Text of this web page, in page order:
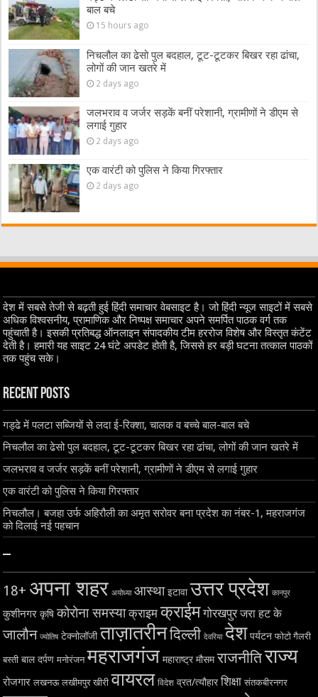
बाल बचे
15 hours ago
निचलौल का ढेसो पुल बदहाल, टूट-टूटकर बिखर रहा ढांचा,
लोगों की जान खतरे में
2 days ago
जलभराव व जर्जर सड़कें बनीं परेशानी, ग्रामीणों ने डीएम से
लगाई गुहार
2 days ago
एक वारंटी को पुलिस ने किया गिरफ्तार
2 days ago
देश में सबसे तेजी से बढ़ती हुई हिंदी समाचार वेबसाइट है। जो हिंदी न्यूज साइटों में सबसे
अधिक विश्वसनीय, प्रामाणिक और निष्पक्ष समाचार अपने समर्पित पाठक वर्ग तक
पहुंचाती है। इसकी प्रतिबद्ध ऑनलाइन संपादकीय टीम हररोज विशेष और विस्तृत कंटेंट
देती है। हमारी यह साइट 24 घंटे अपडेट होती है, जिससे हर बड़ी घटना तत्काल पाठकों
तक पहुंच सके।
Recent Posts
गड्ढे में पलटा सब्जियों से लदा ई-रिक्शा, चालक व बच्चे बाल-बाल बचे
निचलौल का ढेसो पुल बदहाल, टूट-टूटकर बिखर रहा ढांचा, लोगों की जान खतरे में
जलभराव व जर्जर सड़कें बनीं परेशानी, ग्रामीणों ने डीएम से लगाई गुहार
एक वारंटी को पुलिस ने किया गिरफ्तार
निचलौल। बजहा उर्फ अहिरौली का अमृत सरोवर बना प्रदेश का नंबर-1, महराजगंज
को दिलाई नई पहचान
–
18+ अपना शहर अयोध्या आस्था इटावा उत्तर प्रदेश कानपुर
कुशीनगर कृषि कोरोना समस्या क्राइम क्राईम गोरखपुर जरा हट के
जालौन ज्योतिष टेक्नोलॉजी ताज़ातरीनदिल्ली देवरिया देश पर्यटन फोटो गैलरी
बस्ती बाल दर्पण मनोरंजन महराजगंज महाराष्ट्र मौसम राजनीतिराज्य
रोजगार लखनऊ लखीमपुर खीरी वायरल विदेश व्रत/त्यौहार शिक्षा संतकबीरनगर